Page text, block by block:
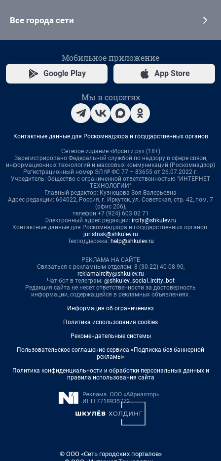
Все города сети
Мобильное приложение
Google Play App Store
Мы в соцсетях
Контактные данные для Роскомнадзора и государственных органов
Сетевое издание «Ирсити.ру» (18+)
Зарегистрировано Федеральной службой по надзору в сфере связи,
информационных технологий и массовых коммуникаций (Роскомнадзор)
Регистрационный номер ЭЛ № ФС 77 – 83655 от 26.07.2022 г.
Учредитель: Общество с ограниченной ответственностью "ИНТЕРНЕТ
ТЕХНОЛОГИИ"
Главный редактор: Кузнецова Зоя Валерьевна
Адрес редакции: 664022, Россия, г. Иркутск, ул. Советская, стр. 42, пом. 7
(офис 206),
телефон +7 (924) 603 02 71
Электронный адрес редакции: ircity@shkulev.ru
Контактные данные для Роскомнадзора и государственных органов:
juristnsk@shkulev.ru
Техподдержка: help@shkulev.ru
РЕКЛАМА НА САЙТЕ
Связаться с рекламным отделом: 8 (30-22) 40-08-90,
reklamaircity@shkulev.ru
Чат-бот в телеграм: @shkulev_social_ircity_bot
Редакция сайта не несет ответственности за достоверность
информации, содержащейся в рекламных объявлениях.
Информация об ограничениях
Политика использования cookies
Рекомендательные системы
Пользовательское соглашение сервиса «Подписка без баннерной
рекламы»
Политика конфиденциальности и обработки персональных данных и
правила использования сайта
© ООО «Сеть городских порталов»